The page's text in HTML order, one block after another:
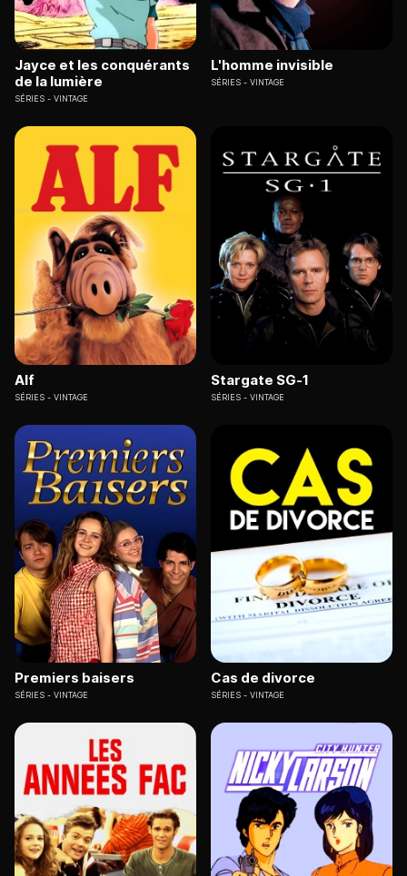
Jayce et les conquérants
de la lumière
SÉRIES VINTAGE
L'homme invisible
SÉRIES VINTAGE
Alf
SÉRIES VINTAGE
Stargate SG-1
SÉRIES VINTAGE
Premiers baisers
SÉRIES VINTAGE
Cas de divorce
SÉRIES VINTAGE